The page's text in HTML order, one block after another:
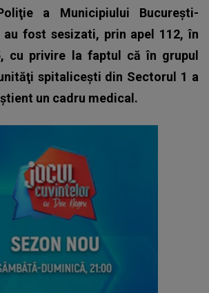
a Municipiului Bucureşti-
fost sesizati, prin apel 112, în
cu privire la faptul că în grupul
spitaliceşti din Sectorul 1 a
un cadru medical.